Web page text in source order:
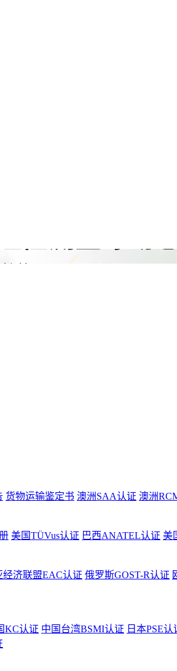
货物运输鉴定书 澳洲SAA认证 澳洲
美国TÜVus认证 巴西ANATEL认证 美
经济联盟EAC认证 俄罗斯GOST-R认证
KC认证 中国台湾BSMI认证 日本PSE认